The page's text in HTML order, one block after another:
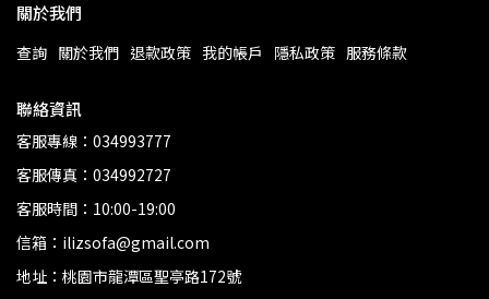
關於我們
查詢 關於我們 退款政策 我的帳戶 隱私政策 服務條款
聯絡資訊
客服專線：034993777
客服傳真：034992727
客服時間：10:00-19:00
信箱：ilizsofa@gmail.com
地址：桃園市龍潭區聖亭路172號